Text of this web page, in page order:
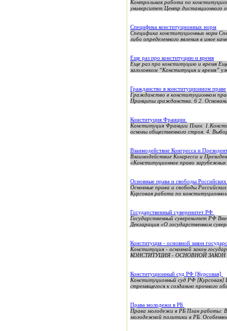
Контрольная работа по
университет Центр дистанционного
Специфика конституционных норм
Специфика конституционных норм
либо определенного явления в иное
Еще раз про конституцию и время
Еще раз про конституцию и время
заголовком “Конституция и время”
Гражданство в конституционном праве
Гражданство в конституционном
Принципы гражданства. 6 2.
Конституция Франции
Конституция Франции План:
основы общественного строя. 4.
Взаимодействие Конгресса и
Взаимодействие Конгресса и
«Конституционное право
Основные права и свободы
Основные права и свободы
Курсовая работа по
Государственный суверенитет РФ
Государственный суверенитет РФ
Декларация «О государственном
Конституция - основной закон
Конституция - основной закон
КОНСТИТУЦИЯ - ОСНОВНОЙ ЗАКОН
Конституционный суд РФ [Курсовая]
Конституционный суд РФ [Курсовая]
стремящегося к созданию прочного
Права молодежи в РБ
Права молодежи в РБ План работы:
молодежной политики в РБ.